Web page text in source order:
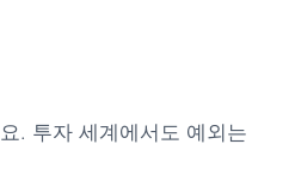
. 투자 세계에서도 예외는